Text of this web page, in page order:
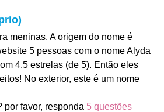
meninas. A origem do nome é
5 pessoas com o nome Alyda
4.5 estrelas (de 5). Então eles
No exterior, este é um nome
por favor, responda 5 questões